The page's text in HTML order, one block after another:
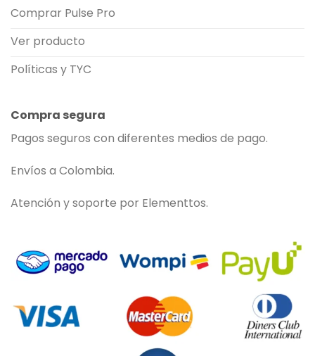
Comprar Pulse Pro
Ver producto
Políticas y TYC
Compra segura
Pagos seguros con diferentes medios de pago.
Envíos a Colombia.
Atención y soporte por Elementtos.